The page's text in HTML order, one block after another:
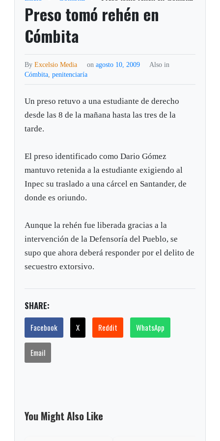
Preso tomó rehén en
Cómbita
ByExcelsio Media on agosto 10, 2009
Also in
Cómbita,penitenciaría
Un preso retuvo a una estudiante de derecho
desde las 8 de la mañana hasta las tres de la
tarde.
El preso identificado como Dario Gómez
mantuvo retenida a la estudiante exigiendo al
Inpec su traslado a una cárcel en Santander, de
donde es oriundo.
Aunque la rehén fue liberada gracias a la
intervención de la Defensoría del Pueblo, se
supo que ahora deberá responder por el delito de
secuestro extorsivo.
SHARE:
Facebook X Reddit WhatsApp
Email
You Might Also Like